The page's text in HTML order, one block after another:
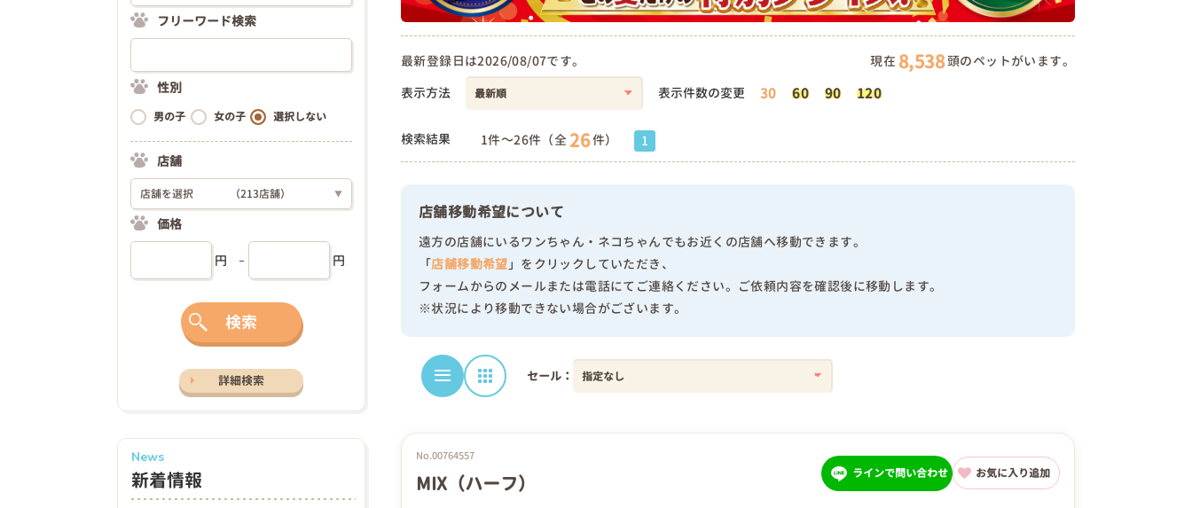
現在 8,538頭のペットがいます。
最新登録日は2026/08/07です。
表示方法
表示件数の変更 30 60 90 120
検索結果 1件～26件（全 26件） 1
店舗移動希望について
遠方の店舗にいるワンちゃん・ネコちゃんでもお近くの店舗へ移動できます。
「店舗移動希望 」をクリックしていただき、
フォームからのメールまたは電話にてご連絡ください。ご依頼内容を確認後に移動します。
※状況により移動できない場合がございます。
セール：
No.00764557
MIX（ハーフ） ラインで問い合わせ お気に入り追加
フリーワード検索
性別
男の子 女の子 選択しない
店舗
店舗を選択 （213店舗） ▼
価格
円 円
検索
詳細検索
News
新着情報